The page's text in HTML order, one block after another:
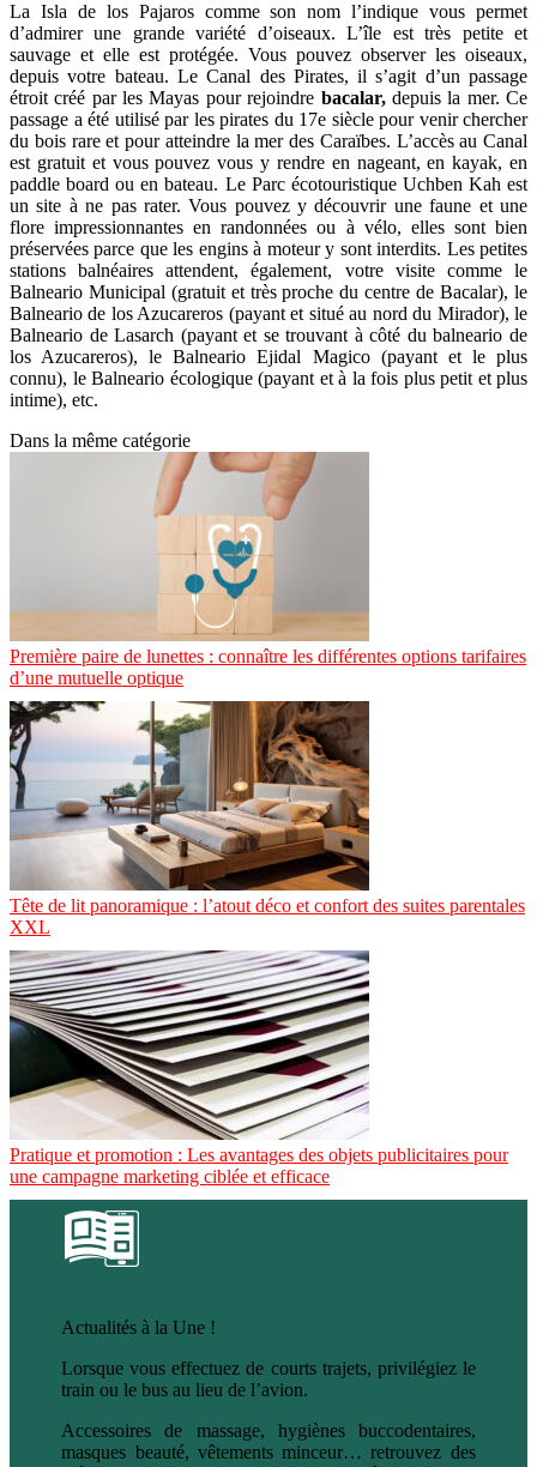
La Isla de los Pajaros comme son nom l’indique vous permet
d’admirer une grande variété d’oiseaux. L’île est très petite et
sauvage et elle est protégée. Vous pouvez observer les oiseaux,
depuis votre bateau. Le Canal des Pirates, il s’agit d’un passage
étroit créé par les Mayas pour rejoindre bacalar,depuis la mer. Ce
passage a été utilisé par les pirates du 17e siècle pour venir chercher
du bois rare et pour atteindre la mer des Caraïbes. L’accès au Canal
est gratuit et vous pouvez vous y rendre en nageant, en kayak, en
paddle board ou en bateau. Le Parc écotouristique Uchben Kah est
un site à ne pas rater. Vous pouvez y découvrir une faune et une
flore impressionnantes en randonnées ou à vélo, elles sont bien
préservées parce que les engins à moteur y sont interdits. Les petites
stations balnéaires attendent, également, votre visite comme le
Balneario Municipal (gratuit et très proche du centre de Bacalar), le
Balneario de los Azucareros (payant et situé au nord du Mirador), le
Balneario de Lasarch (payant et se trouvant à côté du balneario de
los Azucareros), le Balneario Ejidal Magico (payant et le plus
connu), le Balneario écologique (payant et à la fois plus petit et plus
intime), etc.
Dans la même catégorie
Première paire de lunettes : connaître les différentes options tarifaires
d’une mutuelle optique
Tête de lit panoramique : l’atout déco et confort des suites parentales
XXL
Pratique et promotion : Les avantages des objets publicitaires pour
une campagne marketing ciblée et efficace
Actualités à la Une !
Lorsque vous effectuez de courts trajets, privilégiez le
train ou le bus au lieu de l’avion.
Accessoires de massage, hygiènes buccodentaires,
masques beauté, vêtements minceur… retrouvez des